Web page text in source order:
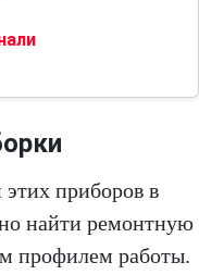
приборов в
найти ремонтную
профилем работы.